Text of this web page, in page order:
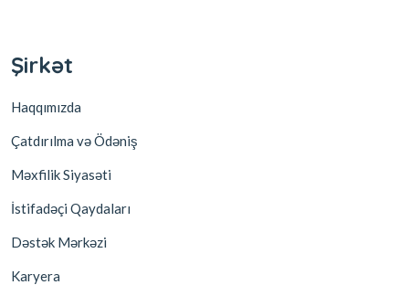
Şirkət
Haqqımızda
Çatdırılma və Ödəniş
Məxfilik Siyasəti
İstifadəçi Qaydaları
Dəstək Mərkəzi
Karyera